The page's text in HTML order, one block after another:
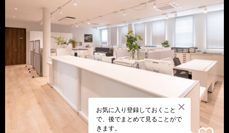
お気に入り登録しておくこと
で、後でまとめて見ることがで
きます。